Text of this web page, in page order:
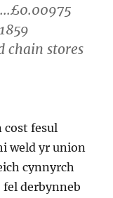
chain stores
cost fesul
weld yr union
cynnyrch
fel derbynneb